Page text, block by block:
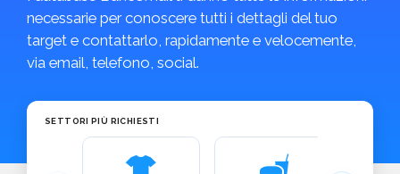
necessarie per conoscere tutti i dettagli del tuo
target e contattarlo, rapidamente e velocemente,
via email, telefono, social.
SETTORI PIÙ RICHIESTI